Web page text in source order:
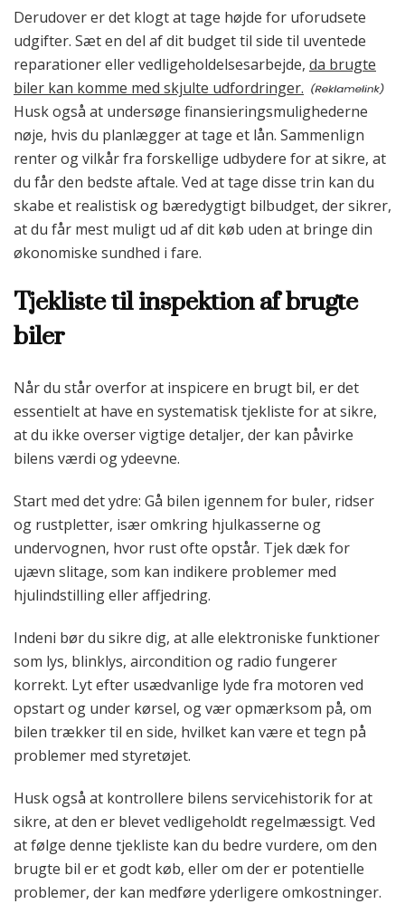
Derudover er det klogt at tage højde for uforudsete
udgifter. Sæt en del af dit budget til side til uventede
reparationer eller vedligeholdelsesarbejde, da brugte
biler kan komme med skjulte udfordringer.
Husk også at undersøge finansieringsmulighederne
nøje, hvis du planlægger at tage et lån. Sammenlign
renter og vilkår fra forskellige udbydere for at sikre, at
du får den bedste aftale. Ved at tage disse trin kan du
skabe et realistisk og bæredygtigt bilbudget, der sikrer,
at du får mest muligt ud af dit køb uden at bringe din
økonomiske sundhed i fare.
Tjekliste til inspektion af brugte
biler
Når du står overfor at inspicere en brugt bil, er det
essentielt at have en systematisk tjekliste for at sikre,
at du ikke overser vigtige detaljer, der kan påvirke
bilens værdi og ydeevne.
Start med det ydre: Gå bilen igennem for buler, ridser
og rustpletter, især omkring hjulkasserne og
undervognen, hvor rust ofte opstår. Tjek dæk for
ujævn slitage, som kan indikere problemer med
hjulindstilling eller affjedring.
Indeni bør du sikre dig, at alle elektroniske funktioner
som lys, blinklys, aircondition og radio fungerer
korrekt. Lyt efter usædvanlige lyde fra motoren ved
opstart og under kørsel, og vær opmærksom på, om
bilen trækker til en side, hvilket kan være et tegn på
problemer med styretøjet.
Husk også at kontrollere bilens servicehistorik for at
sikre, at den er blevet vedligeholdt regelmæssigt. Ved
at følge denne tjekliste kan du bedre vurdere, om den
brugte bil er et godt køb, eller om der er potentielle
problemer, der kan medføre yderligere omkostninger.